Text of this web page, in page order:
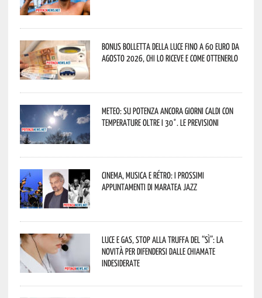
Bonus bolletta della luce fino a 60 euro da
agosto 2026, chi lo riceve e come ottenerlo
Meteo: su Potenza ancora giorni caldi con
temperature oltre i 30°. Le previsioni
Cinema, musica e rétro: i prossimi
appuntamenti di Maratea Jazz
Luce e gas, stop alla truffa del “Sì”: la
novità per difendersi dalle chiamate
indesiderate